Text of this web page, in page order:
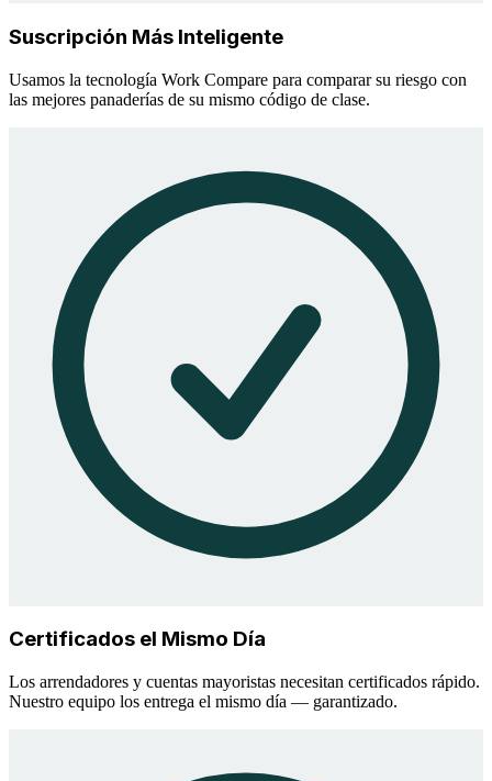
Suscripción Más Inteligente
Usamos la tecnología Work Compare para comparar su riesgo con
las mejores panaderías de su mismo código de clase.
Certificados el Mismo Día
Los arrendadores y cuentas mayoristas necesitan certificados rápido.
Nuestro equipo los entrega el mismo día — garantizado.